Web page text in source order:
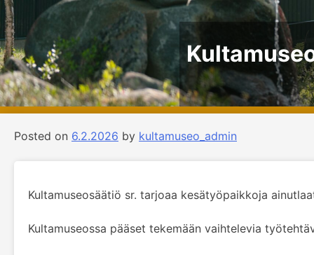
Posted on 6.2.2026 by kultamuseo_admin
Kultamuseosäätiö sr. tarjoaa kesätyöpaikkoja
Kultamuseossa pääset tekemään vaihtelevia